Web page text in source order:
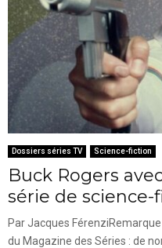
Dossiers séries TV Science-fiction
Buck Rogers
série de science-
Par Jacques
du Magazine des Séries : de